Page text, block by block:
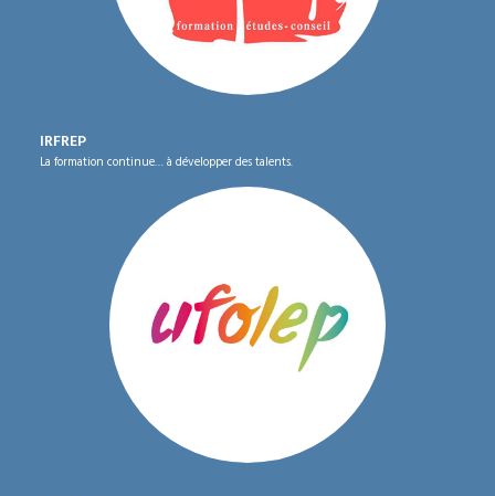
IRFREP
La formation continue… à développer des talents.